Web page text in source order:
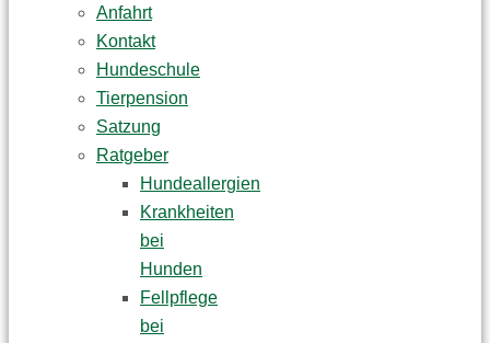
Anfahrt
Kontakt
Hundeschule
Tierpension
Satzung
Ratgeber
Hundeallergien
Krankheiten
bei
Hunden
Fellpflege
bei